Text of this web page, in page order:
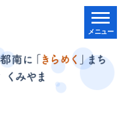
メニュー